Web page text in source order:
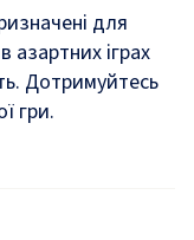
для
азартних іграх
Дотримуйтесь
гри.